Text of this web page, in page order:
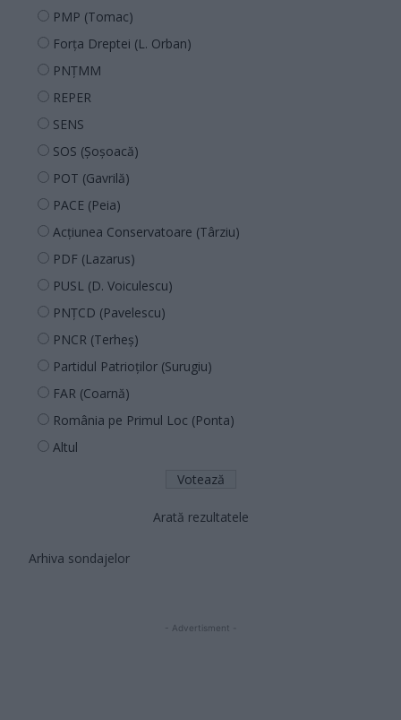
PMP (Tomac)
Forța Dreptei (L. Orban)
PNȚMM
REPER
SENS
SOS (Șoșoacă)
POT (Gavrilă)
PACE (Peia)
Acțiunea Conservatoare (Târziu)
PDF (Lazarus)
PUSL (D. Voiculescu)
PNȚCD (Pavelescu)
PNCR (Terheș)
Partidul Patrioților (Surugiu)
FAR (Coarnă)
România pe Primul Loc (Ponta)
Altul
Arată rezultatele
Arhiva sondajelor
- Advertisment -